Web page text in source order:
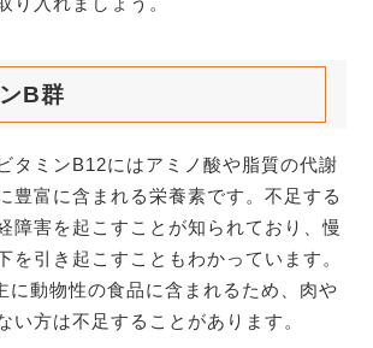
B群
タミンB12にはアミノ酸や脂質の代謝
豊富に含まれる栄養素です。不足する
障害を起こすことが知られており、慢
を引き起こすこともわかっています。
に動物性の食品に含まれるため、肉や
い方は不足することがあります。